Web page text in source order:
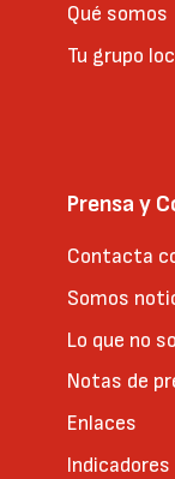
Qué somos
Tu grupo
Prensa y
Contacta
Somos
Lo que no
Notas de
Enlaces